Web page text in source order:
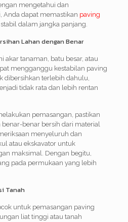
mengetahui dan
Anda dapat memastikan paving
dalam jangka panjang.
Lahan dengan Benar
akar tanaman, batu besar, atau
mengganggu kestabilan paving
dibersihkan terlebih dahulu,
tidak rata dan lebih rentan
pemasangan, pastikan
benar bersih dari material
menyeluruh dan
atau ekskavator untuk
maksimal. Dengan begitu,
pada permukaan yang lebih
Tanah
untuk pemasangan paving
liat tinggi atau tanah